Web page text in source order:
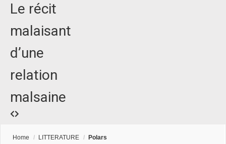
Le récit
malaisant
d’une
relation
malsaine
Home / LITTERATURE / Polars